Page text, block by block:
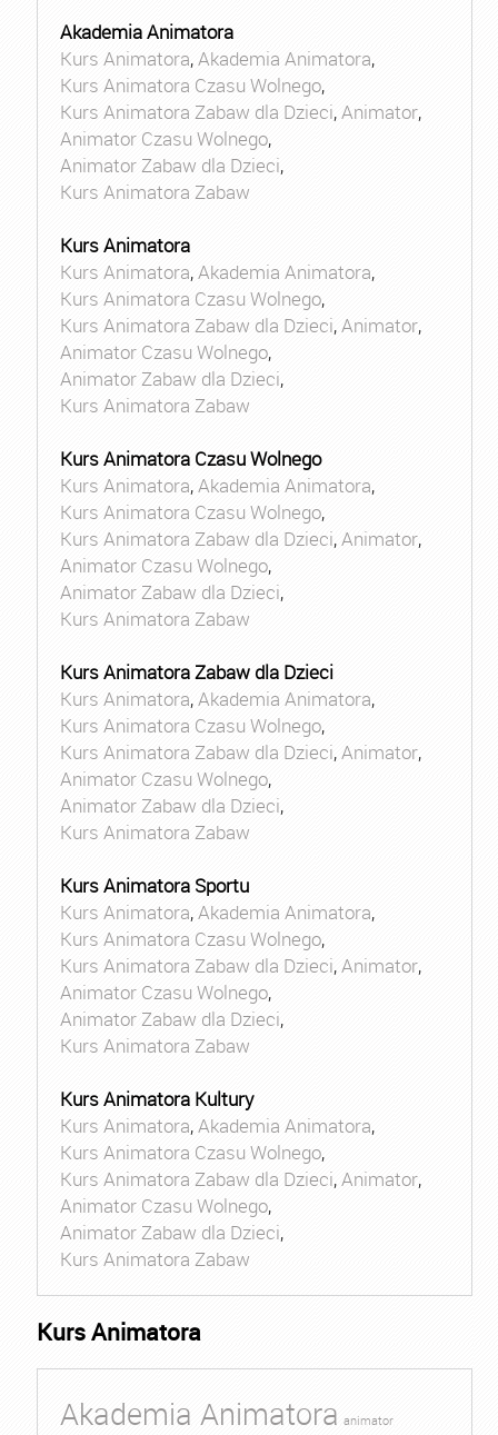
Akademia Animatora
Kurs Animatora,Akademia Animatora,
Kurs Animatora Czasu Wolnego,
Kurs Animatora Zabaw dla Dzieci,Animator,
Animator Czasu Wolnego,
Animator Zabaw dla Dzieci,
Kurs Animatora Zabaw
Kurs Animatora
Kurs Animatora,Akademia Animatora,
Kurs Animatora Czasu Wolnego,
Kurs Animatora Zabaw dla Dzieci,Animator,
Animator Czasu Wolnego,
Animator Zabaw dla Dzieci,
Kurs Animatora Zabaw
Kurs Animatora Czasu Wolnego
Kurs Animatora,Akademia Animatora,
Kurs Animatora Czasu Wolnego,
Kurs Animatora Zabaw dla Dzieci,Animator,
Animator Czasu Wolnego,
Animator Zabaw dla Dzieci,
Kurs Animatora Zabaw
Kurs Animatora Zabaw dla Dzieci
Kurs Animatora,Akademia Animatora,
Kurs Animatora Czasu Wolnego,
Kurs Animatora Zabaw dla Dzieci,Animator,
Animator Czasu Wolnego,
Animator Zabaw dla Dzieci,
Kurs Animatora Zabaw
Kurs Animatora Sportu
Kurs Animatora,Akademia Animatora,
Kurs Animatora Czasu Wolnego,
Kurs Animatora Zabaw dla Dzieci,Animator,
Animator Czasu Wolnego,
Animator Zabaw dla Dzieci,
Kurs Animatora Zabaw
Kurs Animatora Kultury
Kurs Animatora,Akademia Animatora,
Kurs Animatora Czasu Wolnego,
Kurs Animatora Zabaw dla Dzieci,Animator,
Animator Czasu Wolnego,
Animator Zabaw dla Dzieci,
Kurs Animatora Zabaw
Kurs Animatora
Akademia Animatora animator